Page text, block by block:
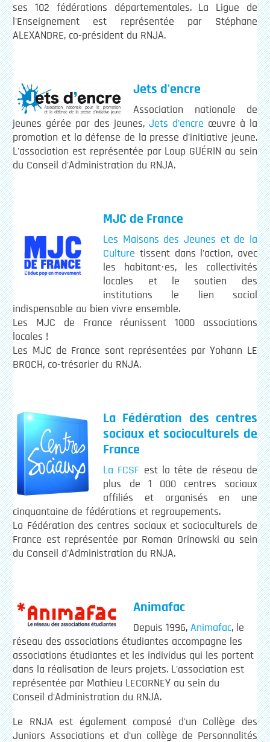
ses 102 fédérations départementales. La Ligue de
l'Enseignement est représentée par Stéphane
ALEXANDRE, co-président du RNJA.
Jets d'encre
Association nationale de
jeunes gérée par des jeunes, Jets d'encre œuvre à la
promotion et la défense de la presse d'initiative jeune.
L'association est représentée par Loup GUÉRIN au sein
du Conseil d'Administration du RNJA.
MJC de France
Les Maisons des Jeunes et de la
Culture tissent dans l'action, avec
les habitant·es, les collectivités
locales et le soutien des
institutions le lien social
indispensable au bien vivre ensemble.
Les MJC de France réunissent 1000 associations
locales !
Les MJC de France sont représentées par Yohann LE
BROCH, co-trésorier du RNJA.
La Fédération des centres
sociaux et socioculturels de
France
La FCSF est la tête de réseau de
plus de 1 000 centres sociaux
affiliés et organisés en une
cinquantaine de fédérations et regroupements.
La Fédération des centres sociaux et socioculturels de
France est représentée par Roman Orinowski au sein
du Conseil d'Administration du RNJA.
Animafac
Depuis 1996,Animafac, le
réseau des associations étudiantes accompagne les
associations étudiantes et les individus qui les portent
dans la réalisation de leurs projets. L'association est
représentée par Mathieu LECORNEY au sein du
Conseil d'Administration du RNJA.
Le RNJA est également composé d'un Collège des
Juniors Associations et d'un collège de Personnalités